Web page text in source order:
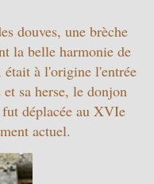
douves, une brèche
sa herse, le donjon
déplacée au XVIe
siècle à son emplacement actuel.